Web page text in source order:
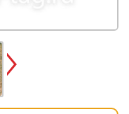
Next